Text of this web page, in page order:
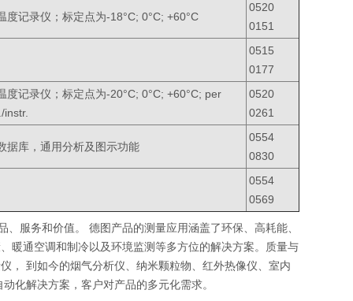
度记录仪；标定点为-18°C; 0°C; +60°C
0520
0151
0515
0177
度记录仪；标定点为-20°C; 0°C; +60°C; per
instr.
0520
0261
据库，通用分析及图示功能
0554
0830
0554
0569
服务和价值。 德图产品的测量应用涵盖了环保、高耗能、
暖通空调和制冷以及环境监测等多方位的解决方案。质量与
， 到如今的烟气分析仪、纳米颗粒物、红外热像仪、室内
化解决方案，客户对产品的多元化需求。